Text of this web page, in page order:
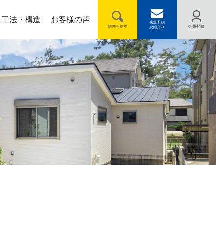
工法・構造 お客様の声 Q&A
物件を探す
来場予約
お問合せ
会員登録